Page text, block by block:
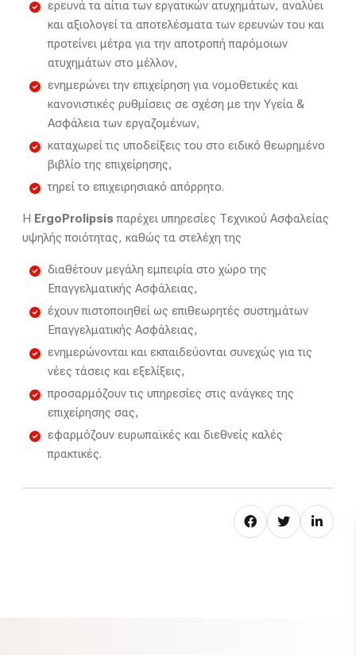
ερευνά τα αίτια των εργατικών ατυχημάτων, αναλύει
και αξιολογεί τα αποτελέσματα των ερευνών του και
προτείνει μέτρα για την αποτροπή παρόμοιων
ατυχημάτων στο μέλλον,
ενημερώνει την επιχείρηση για νομοθετικές και
κανονιστικές ρυθμίσεις σε σχέση με την Υγεία &
Ασφάλεια των εργαζομένων,
καταχωρεί τις υποδείξεις του στο ειδικό θεωρημένο
βιβλίο της επιχείρησης,
τηρεί το επιχειρησιακό απόρρητο.
Η ErgoProlipsisπαρέχει υπηρεσίες Τεχνικού Ασφαλείας
υψηλής ποιότητας, καθώς τα στελέχη της
διαθέτουν μεγάλη εμπειρία στο χώρο της
Επαγγελματικής Ασφάλειας,
έχουν πιστοποιηθεί ως επιθεωρητές συστημάτων
Επαγγελματικής Ασφάλειας,
ενημερώνονται και εκπαιδεύονται συνεχώς για τις
νέες τάσεις και εξελίξεις,
προσαρμόζουν τις υπηρεσίες στις ανάγκες της
επιχείρησης σας,
εφαρμόζουν ευρωπαϊκές και διεθνείς καλές
πρακτικές.